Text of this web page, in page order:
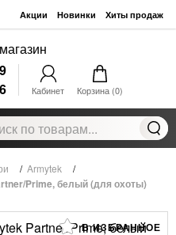
Акции Новинки Хиты продаж
Кабинет Корзина (0)
/ Armytek /
Prime, белый (для охоты)
В ИЗБРАННОЕ